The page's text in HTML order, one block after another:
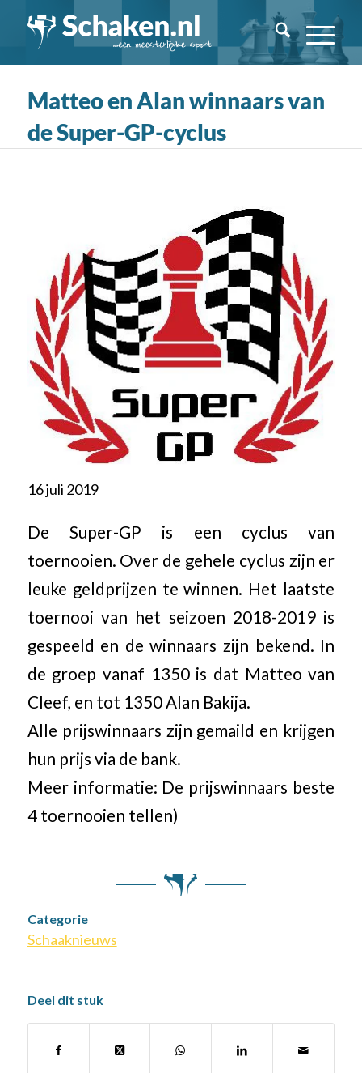
Matteo en Alan winnaars van
de Super-GP-cyclus
16 juli 2019
De Super-GP is een cyclus van
toernooien. Over de gehele cyclus zijn er
leuke geldprijzen te winnen. Het laatste
toernooi van het seizoen 2018-2019 is
gespeeld en de winnaars zijn bekend. In
de groep vanaf 1350 is dat Matteo van
Cleef, en tot 1350 Alan Bakija.
Alle prijswinnaars zijn gemaild en krijgen
hun prijs via de bank.
Meer informatie: De prijswinnaars beste
4 toernooien tellen)
Categorie
Schaaknieuws
Deel dit stuk